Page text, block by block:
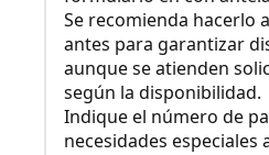
Se recomienda hacerlo
antes para garantizar
aunque se atienden
según la disponibilidad.
Indique el número de
necesidades especiales